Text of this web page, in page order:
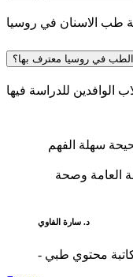
في روسيا معترف بها؟
سهلة الفهم
العامة وصحة
د. سارة الفاوي
كاتبة محتوي طبي